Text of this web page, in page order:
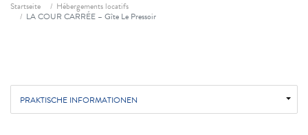
Startseite
Hébergements locatifs
LA COUR CARRÉE – Gîte Le Pressoir
PRAKTISCHE INFORMATIONEN